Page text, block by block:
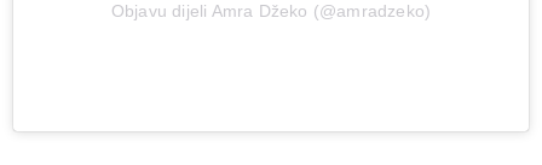
Objavu dijeli Amra Džeko (@amradzeko)